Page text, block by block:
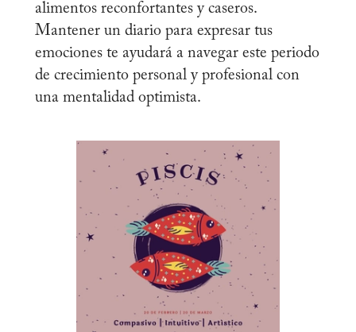
alimentos reconfortantes y caseros.
Mantener un diario para expresar tus
emociones te ayudará a navegar este periodo
de crecimiento personal y profesional con
una mentalidad optimista.